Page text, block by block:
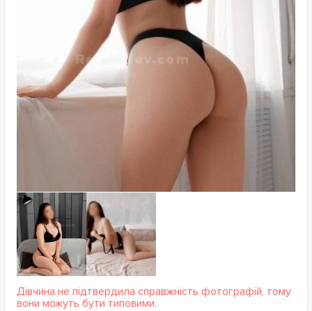
Дівчина не підтвердила справжність фотографій, тому
вони можуть бути типовими.